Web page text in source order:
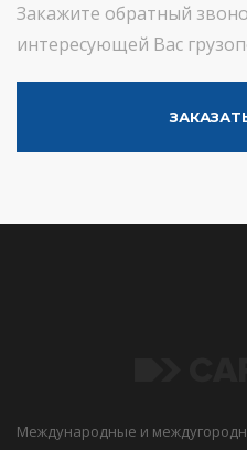
Закажите обратный
интересующей Вас
Международные и